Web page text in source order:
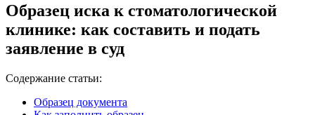
Образец иска к стоматологической
клинике: как составить и подать
заявление в суд
Содержание статьи:
Образец документа